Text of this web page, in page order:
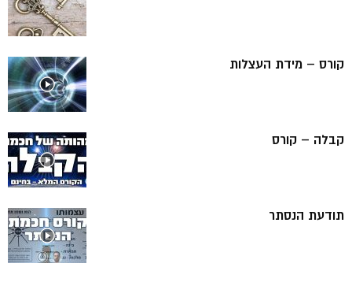
קורס – מידת העצלות
קבלה – קורס
תודעת הנסתר